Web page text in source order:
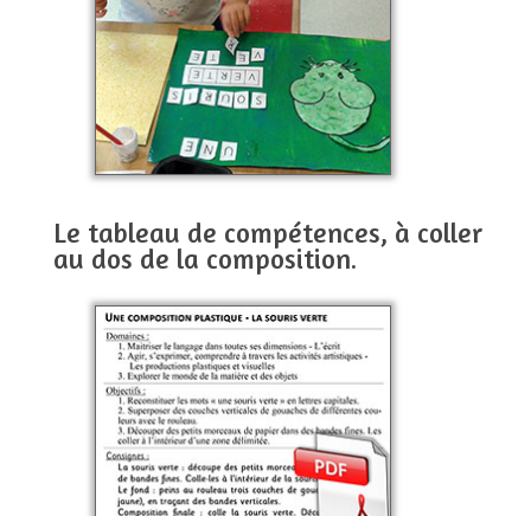
Le tableau de compétences, à coller
au dos de la composition.